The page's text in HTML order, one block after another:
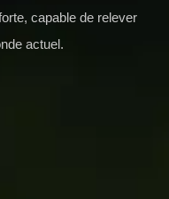
capable de relever
actuel.